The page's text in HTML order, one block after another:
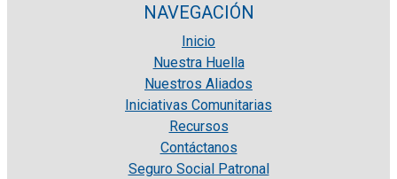
NAVEGACIÓN
Inicio
Nuestra Huella
Nuestros Aliados
Iniciativas Comunitarias
Recursos
Contáctanos
Seguro Social Patronal